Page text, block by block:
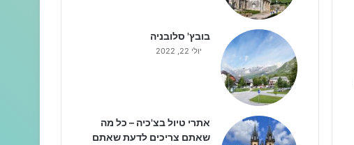
בובץ' סלובניה
יולי 22, 2022
אתרי טיול בצ'כיה – כל מה
שאתם צריכים לדעת שאתם